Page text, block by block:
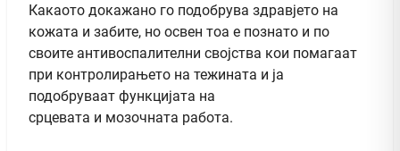
Какаото докажано го подобрува здравјето на
кожата и забите, но освен тоа е познато и по
своите антивоспалителни својства кои помагаат
при контролирањето на тежината и ја
подобруваат функцијата на
срцевата и мозочната работа.